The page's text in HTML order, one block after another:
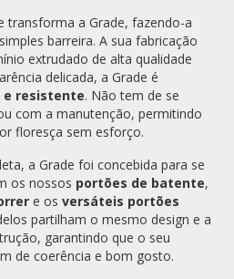
transforma a Grade, fazendo-a
barreira. A sua fabricação
extrudado de alta qualidade
delicada, a Grade é
resistente. Não tem de se
com a manutenção, permitindo
floresça sem esforço.
a Grade foi concebida para se
os nossos portões de batente,
e os versáteis portões
partilham o mesmo design e a
garantindo que o seu
de coerência e bom gosto.